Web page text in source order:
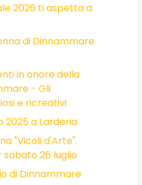
2026 ti aspetta a
di Dinnammare
in onore della
- Gli
e ricreativi
2025 a Larderia
"Vicoli d'Arte".
26 luglio
di Dinnammare